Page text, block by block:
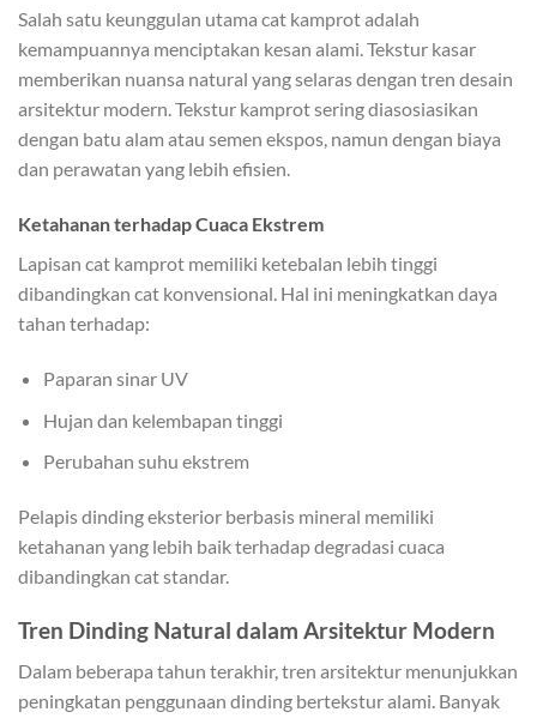
Salah satu keunggulan utama cat kamprot adalah
kemampuannya menciptakan kesan alami. Tekstur kasar
memberikan nuansa natural yang selaras dengan tren desain
arsitektur modern.Tekstur kamprot sering diasosiasikan
dengan batu alam atau semen ekspos, namun dengan biaya
dan perawatan yang lebih efisien.
Ketahanan terhadap Cuaca Ekstrem
Lapisan cat kamprot memiliki ketebalan lebih tinggi
dibandingkan cat konvensional. Hal ini meningkatkan daya
tahan terhadap:
Paparan sinar UV
Hujan dan kelembapan tinggi
Perubahan suhu ekstrem
Pelapis dinding eksterior berbasis mineral memiliki
ketahanan yang lebih baik terhadap degradasi cuaca
dibandingkan cat standar.
Tren Dinding Natural dalam Arsitektur Modern
Dalam beberapa tahun terakhir, tren arsitektur menunjukkan
peningkatan penggunaan dinding bertekstur alami. Banyak